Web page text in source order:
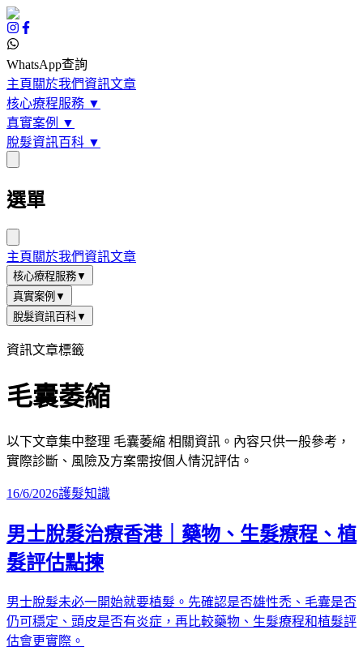
WhatsApp查詢
主頁 關於我們資訊文章
核心療程服務 ▼
真實案例
▼
脫髮資訊百科 ▼
選單
主頁 關於我們資訊文章
核心療程服務▼
真實案例 ▼
脫髮資訊百科▼
資訊文章標籤
毛囊萎縮
以下文章集中整理 毛囊萎縮 相關資訊。內容只供一般參考，
實際診斷、風險及方案需按個人情況評估。
16/6/2026護髮知識
男士脫髮治療香港｜藥物、生髮療程、植
髮評估點揀
男士脫髮未必一開始就要植髮。先確認是否雄性禿、毛囊是否
仍可穩定、頭皮是否有炎症，再比較藥物、生髮療程和植髮評
估會更實際。